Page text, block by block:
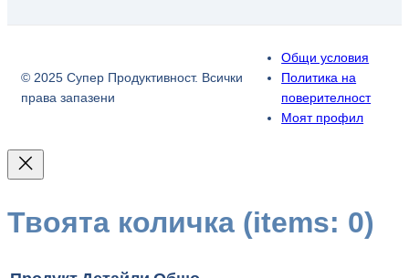
© 2025 Супер Продуктивност. Всички
права запазени
Общи условия
Политика на
поверителност
Моят профил
Твоята количка (items: 0)